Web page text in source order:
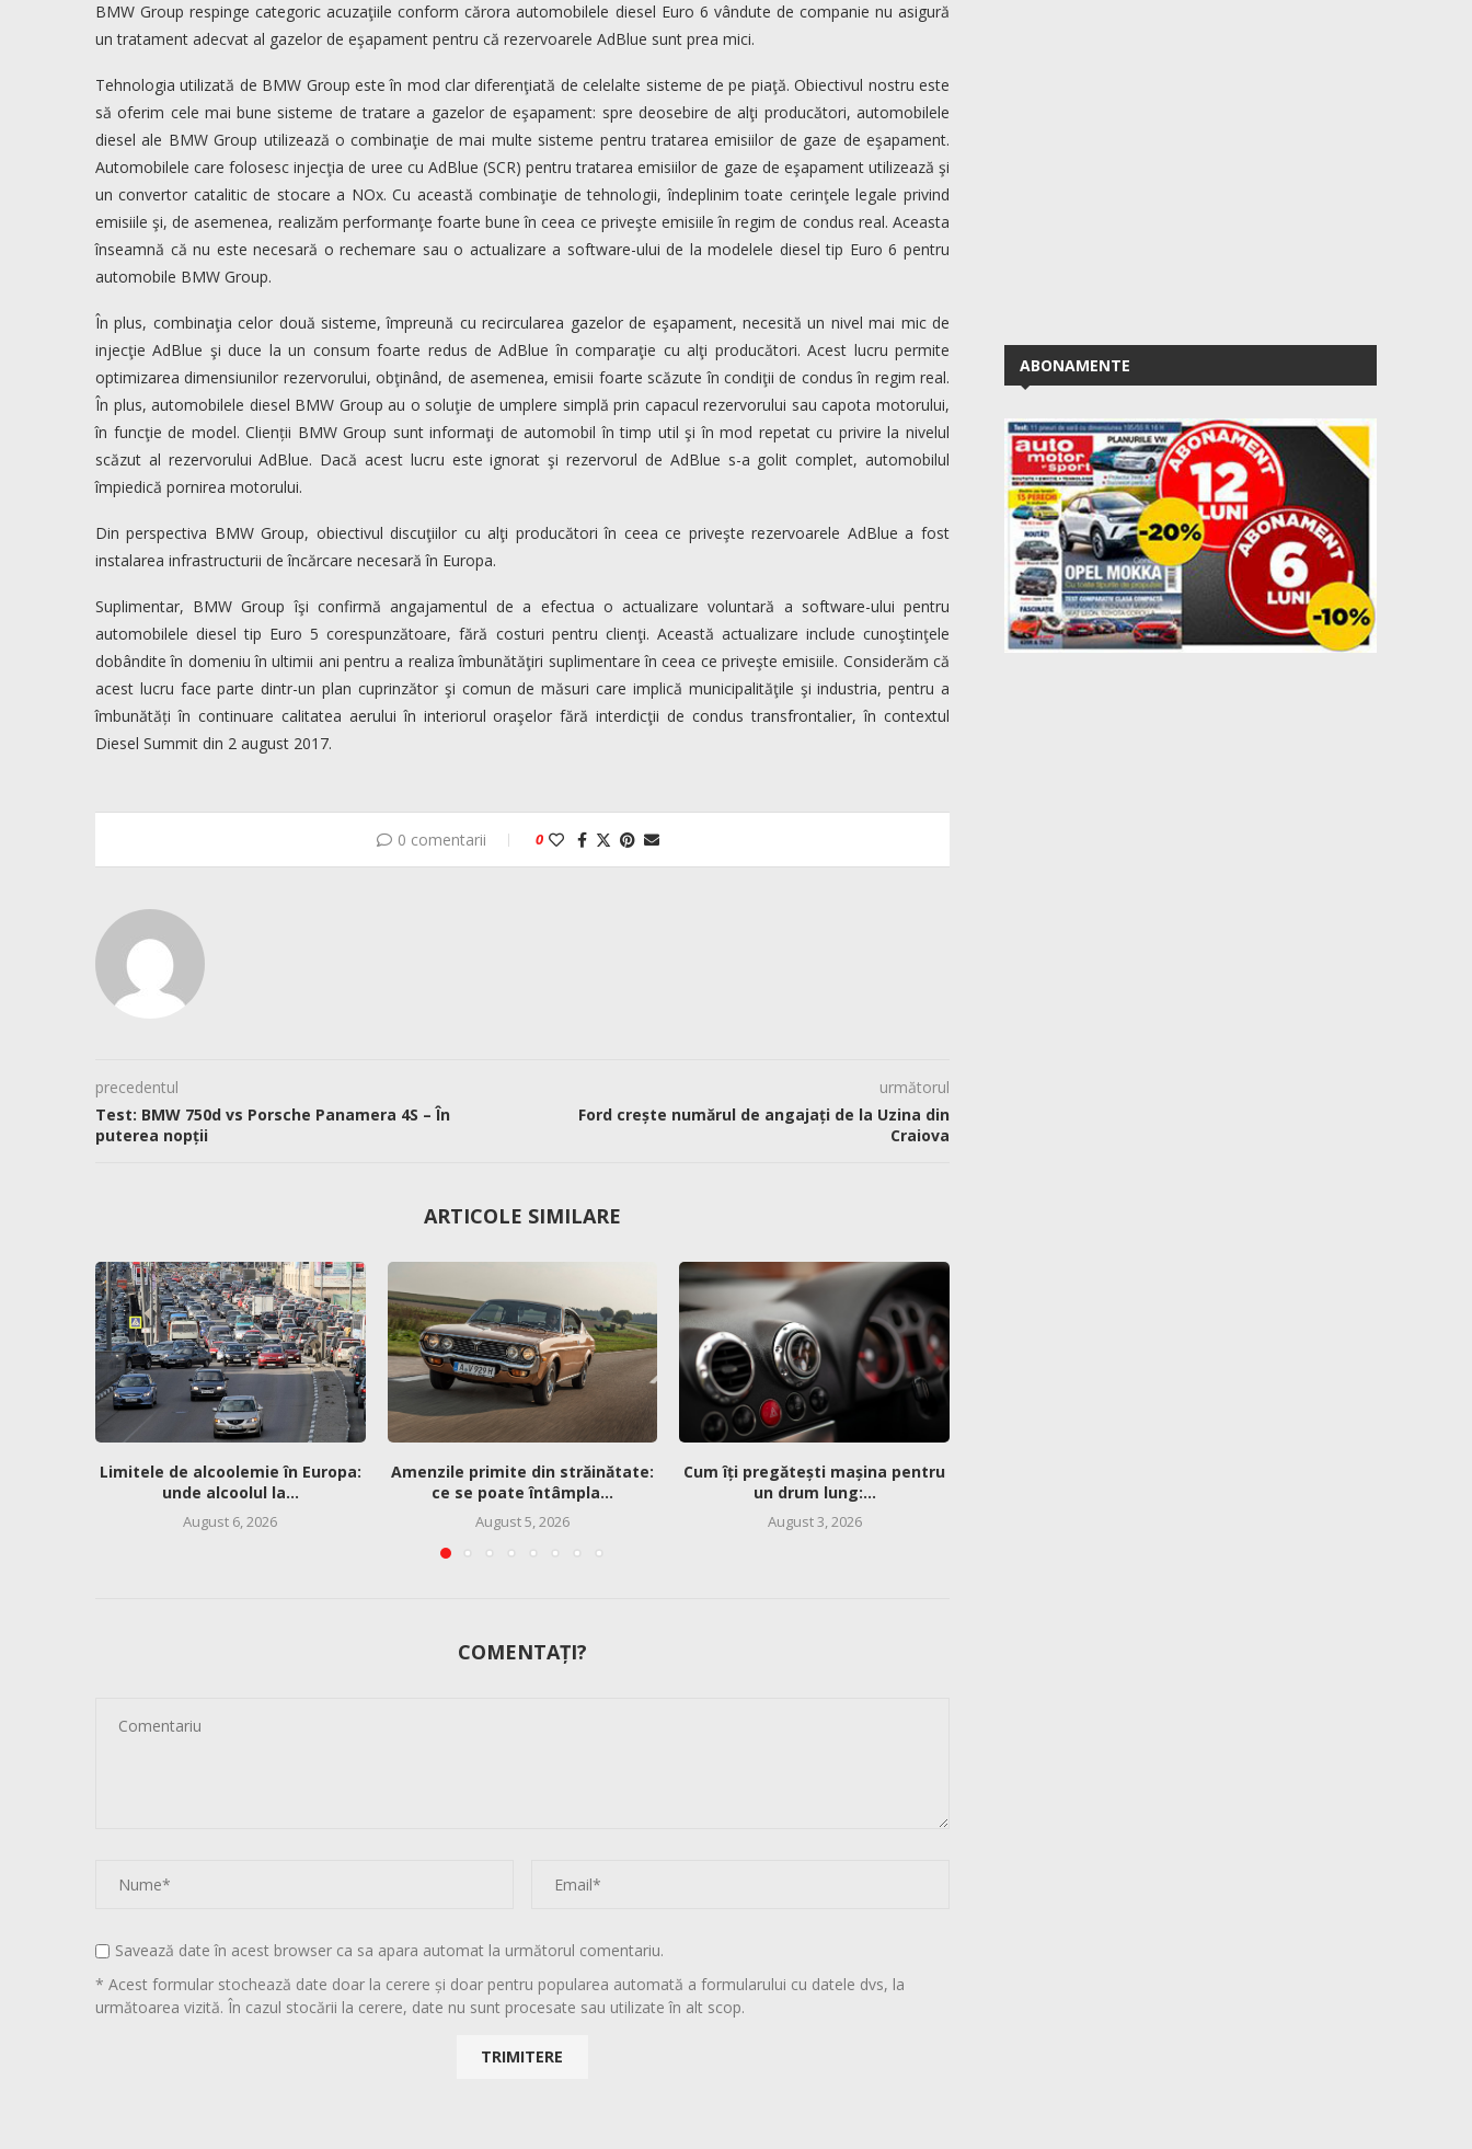
BMW Group respinge categoric acuzaţiile conform cărora automobilele diesel Euro 6 vândute de companie nu asigură
un tratament adecvat al gazelor de eşapament pentru că rezervoarele AdBlue sunt prea mici.
Tehnologia utilizată de BMW Group este în mod clar diferenţiată de celelalte sisteme de pe piaţă. Obiectivul nostru este
să oferim cele mai bune sisteme de tratare a gazelor de eşapament: spre deosebire de alţi producători, automobilele
diesel ale BMW Group utilizează o combinaţie de mai multe sisteme pentru tratarea emisiilor de gaze de eşapament.
Automobilele care folosesc injecţia de uree cu AdBlue (SCR) pentru tratarea emisiilor de gaze de eşapament utilizează şi
un convertor catalitic de stocare a NOx. Cu această combinaţie de tehnologii, îndeplinim toate cerinţele legale privind
emisiile şi, de asemenea, realizăm performanţe foarte bune în ceea ce priveşte emisiile în regim de condus real. Aceasta
înseamnă că nu este necesară o rechemare sau o actualizare a software-ului de la modelele diesel tip Euro 6 pentru
automobile BMW Group.
În plus, combinaţia celor două sisteme, împreună cu recircularea gazelor de eşapament, necesită un nivel mai mic de
injecţie AdBlue şi duce la un consum foarte redus de AdBlue în comparaţie cu alţi producători. Acest lucru permite
optimizarea dimensiunilor rezervorului, obţinând, de asemenea, emisii foarte scăzute în condiţii de condus în regim real.
În plus, automobilele diesel BMW Group au o soluţie de umplere simplă prin capacul rezervorului sau capota motorului,
în funcţie de model. Clienții BMW Group sunt informaţi de automobil în timp util şi în mod repetat cu privire la nivelul
scăzut al rezervorului AdBlue. Dacă acest lucru este ignorat şi rezervorul de AdBlue s-a golit complet, automobilul
împiedică pornirea motorului.
Din perspectiva BMW Group, obiectivul discuţiilor cu alţi producători în ceea ce priveşte rezervoarele AdBlue a fost
instalarea infrastructurii de încărcare necesară în Europa.
Suplimentar, BMW Group îşi confirmă angajamentul de a efectua o actualizare voluntară a software-ului pentru
automobilele diesel tip Euro 5 corespunzătoare, fără costuri pentru clienţi. Această actualizare include cunoştinţele
dobândite în domeniu în ultimii ani pentru a realiza îmbunătăţiri suplimentare în ceea ce priveşte emisiile. Considerăm că
acest lucru face parte dintr-un plan cuprinzător şi comun de măsuri care implică municipalităţile şi industria, pentru a
îmbunătăți în continuare calitatea aerului în interiorul oraşelor fără interdicţii de condus transfrontalier, în contextul
Diesel Summit din 2 august 2017.
0 comentarii 0
precedentul
Test: BMW 750d vs Porsche Panamera 4S – În
puterea nopții
următorul
Ford crește numărul de angajați de la Uzina din
Craiova
ARTICOLE SIMILARE
Limitele de alcoolemie în Europa:
unde alcoolul la...
August 6, 2026
Amenzile primite din străinătate:
ce se poate întâmpla...
August 5, 2026
Cum îți pregătești mașina pentru
un drum lung:...
August 3, 2026
COMENTAȚI?
Savează date în acest browser ca sa apara automat la următorul comentariu.
* Acest formular stochează date doar la cerere și doar pentru popularea automată a formularului cu datele dvs, la
următoarea vizită. În cazul stocării la cerere, date nu sunt procesate sau utilizate în alt scop.
ABONAMENTE